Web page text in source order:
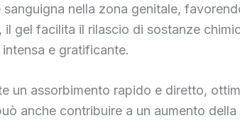
nella zona genitale,
il gel facilita il rilascio di sostanze
e gratificante.
un assorbimento rapido e diretto,
anche contribuire a un aumento